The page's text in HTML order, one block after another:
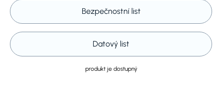
Bezpečnostní list
Datový list
produkt je dostupný